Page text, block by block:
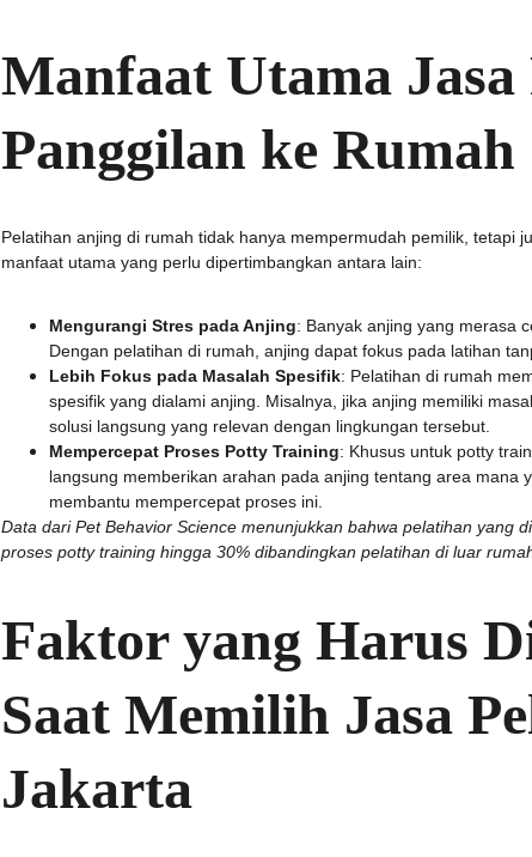
Manfaat Utama
Panggilan ke Rumah
Pelatihan anjing di rumah tidak hanya mempermudah pemilik, tetapi
manfaat utama yang perlu dipertimbangkan antara lain:
Mengurangi Stres pada Anjing: Banyak anjing yang merasa
Dengan pelatihan di rumah, anjing dapat fokus pada latihan
Lebih Fokus pada Masalah Spesifik: Pelatihan di rumah
spesifik yang dialami anjing. Misalnya, jika anjing memiliki
solusi langsung yang relevan dengan lingkungan tersebut.
Mempercepat Proses Potty Training: Khusus untuk potty
langsung memberikan arahan pada anjing tentang area mana
membantu mempercepat proses ini.
Data dari Pet Behavior Science menunjukkan bahwa pelatihan yang
proses potty training hingga 30% dibandingkan pelatihan di luar
Faktor yang Harus
Saat Memilih Jasa
Jakarta